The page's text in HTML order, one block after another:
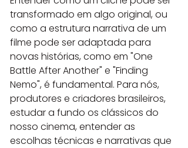
transformado em algo original, ou
como a estrutura narrativa de um
filme pode ser adaptada para
novas histórias, como em "One
Battle After Another" e "Finding
Nemo", é fundamental. Para nós,
produtores e criadores brasileiros,
estudar a fundo os clássicos do
nosso cinema, entender as
escolhas técnicas e narrativas que